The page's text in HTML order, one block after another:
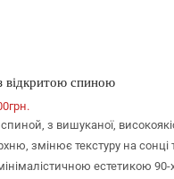
відкритою спиною
грн.
з вишуканої,
змінює текстуру на сонці
естетикою 90-